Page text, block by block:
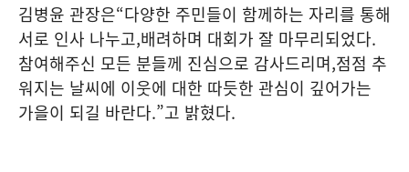
김병윤 관장은“다양한 주민들이 함께하는 자리를 통해
서로 인사 나누고,배려하며 대회가 잘 마무리되었다.
참여해주신 모든 분들께 진심으로 감사드리며,점점 추
워지는 날씨에 이웃에 대한 따듯한 관심이 깊어가는
가을이 되길 바란다.”고 밝혔다.